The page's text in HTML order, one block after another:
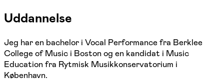
Uddannelse
Jeg har en bachelor i Vocal Performance fra Berklee
College of Music i Boston og en kandidat i Music
Education fra Rytmisk Musikkonservatorium i
København.